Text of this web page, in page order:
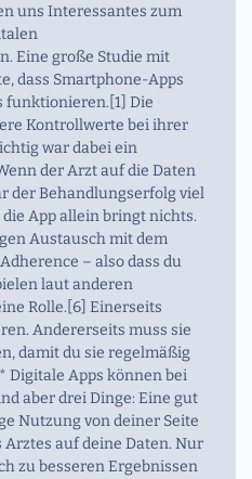
uns Interessantes zum
Eine große Studie mit
dass Smartphone-Apps
Die
Kontrollwerte bei ihrer
war dabei ein
der Arzt auf die Daten
der Behandlungserfolg viel
App allein bringt nichts.
Austausch mit dem
– also dass du
laut anderen
Rolle.[6] Einerseits
Andererseits muss sie
damit du sie regelmäßig
Apps können bei
aber drei Dinge: Eine gut
Nutzung von deiner Seite
auf deine Daten. Nur
zu besseren Ergebnissen